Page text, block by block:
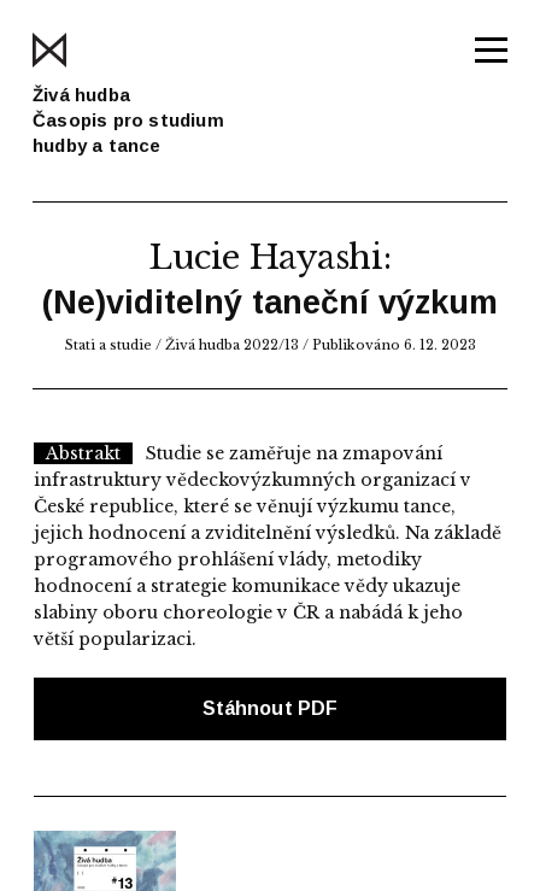
Živá hudba
Časopis pro studium
hudby a tance
Lucie Hayashi:
(Ne)viditelný taneční výzkum
Stati a studie / Živá hudba 2022/13 / Publikováno 6. 12. 2023
Abstrakt
Studie se zaměřuje na zmapování
infrastruktury vědeckovýzkumných organizací v
České republice, které se věnují výzkumu tance,
jejich hodnocení a zviditelnění výsledků. Na základě
programového prohlášení vlády, metodiky
hodnocení a strategie komunikace vědy ukazuje
slabiny oboru choreologie v ČR a nabádá k jeho
větší popularizaci.
Stáhnout PDF